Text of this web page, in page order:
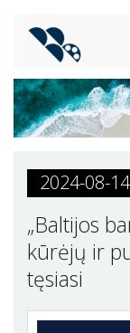
2024-08-14
„Baltijos
kūrėjų ir
tęsiasi